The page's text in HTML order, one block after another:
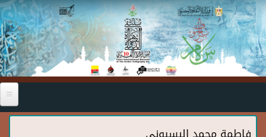
Skip to main content